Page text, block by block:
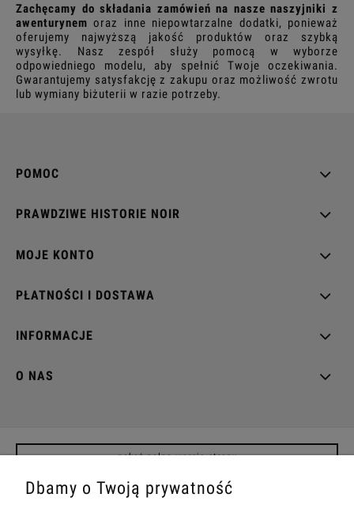
Zachęcamy do składania zamówień na nasze naszyjniki z
awenturynem oraz inne niepowtarzalne dodatki, ponieważ
oferujemy najwyższą jakość produktów oraz szybką
wysyłkę. Nasz zespół służy pomocą w wyborze
odpowiedniego modelu, aby spełnić Twoje oczekiwania.
Gwarantujemy satysfakcję z zakupu oraz możliwość zwrotu
lub wymiany biżuterii w razie potrzeby.
POMOC
PRAWDZIWE HISTORIE NOIR
MOJE KONTO
PŁATNOŚCI I DOSTAWA
INFORMACJE
O NAS
pokaż pełną wersję strony
Dbamy o Twoją prywatność